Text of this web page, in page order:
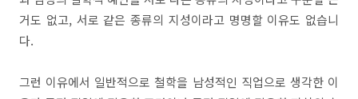
거도 없고, 서로 같은 종류의 지성이라고 명명할 이유도 없습니
다.
그런 이유에서 일반적으로 철학을 남성적인 직업으로 생각한 이